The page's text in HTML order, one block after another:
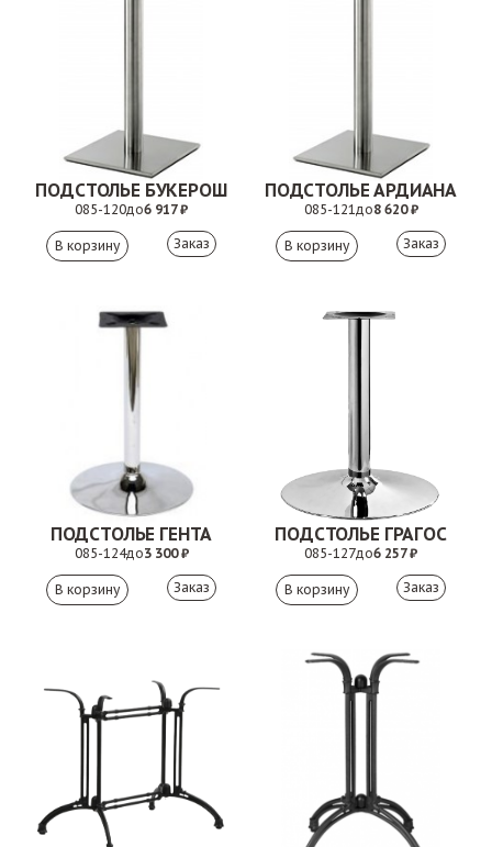
ПОДСТОЛЬЕ БУКЕРОШ
085-120до6 917 ₽
Заказ
ПОДСТОЛЬЕ АРДИАНА
085-121до8 620 ₽
Заказ
ПОДСТОЛЬЕ ГЕНТА
085-124до3 300 ₽
Заказ
ПОДСТОЛЬЕ ГРАГОС
085-127до6 257 ₽
Заказ